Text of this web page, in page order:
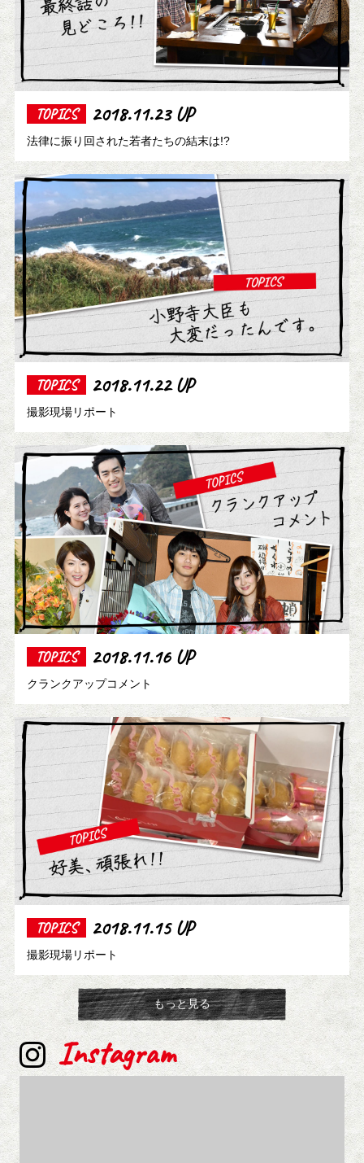
TOPICS 2018.11.23 UP
法律に振り回された若者たちの結末は!?
TOPICS 2018.11.22 UP
撮影現場リポート
TOPICS 2018.11.16 UP
クランクアップコメント
TOPICS 2018.11.15 UP
撮影現場リポート
もっと見る
Instagram